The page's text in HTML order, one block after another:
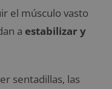
el músculo vasto
a estabilizar y
sentadillas, las